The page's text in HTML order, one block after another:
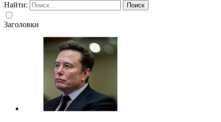
Найти:
Заголовки